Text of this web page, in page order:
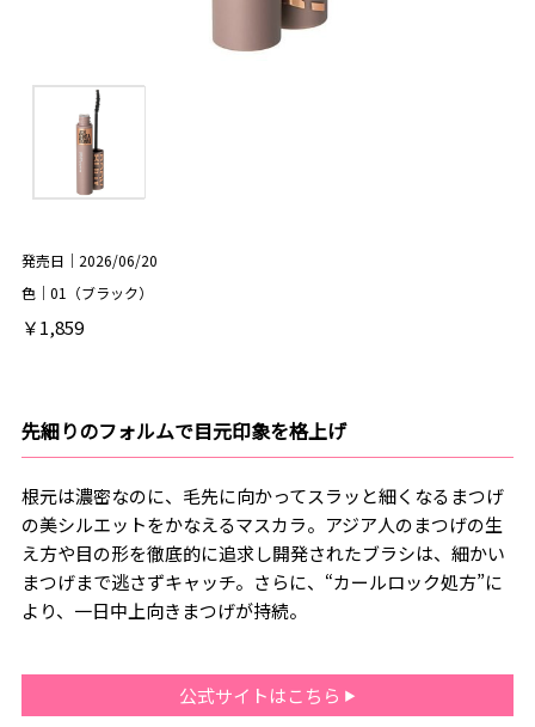
発売日｜2026/06/20
色｜01（ブラック）
￥1,859
先細りのフォルムで目元印象を格上げ
根元は濃密なのに、毛先に向かってスラッと細くなるまつげ
の美シルエットをかなえるマスカラ。アジア人のまつげの生
え方や目の形を徹底的に追求し開発されたブラシは、細かい
まつげまで逃さずキャッチ。さらに、“カールロック処方”に
より、一日中上向きまつげが持続。
公式サイトはこちら